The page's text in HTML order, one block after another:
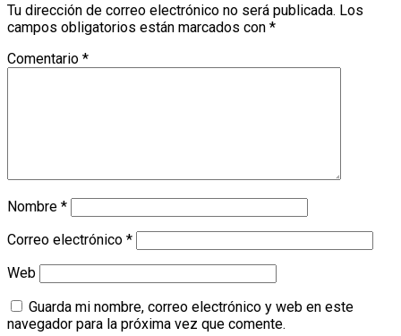
Tu dirección de correo electrónico no será publicada. Los
campos obligatorios están marcados con *
Comentario *
Nombre *
Correo electrónico *
Web
Guarda mi nombre, correo electrónico y web en este
navegador para la próxima vez que comente.